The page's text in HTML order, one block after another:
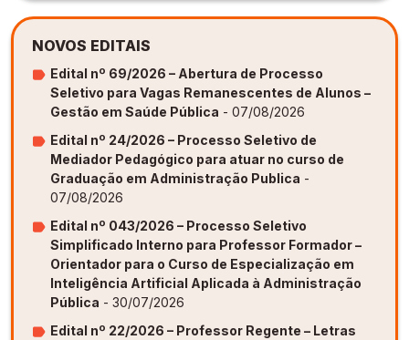
NOVOS EDITAIS
Edital nº 69/2026 – Abertura de Processo
Seletivo para Vagas Remanescentes de Alunos –
Gestão em Saúde Pública - 07/08/2026
Edital nº 24/2026 – Processo Seletivo de
Mediador Pedagógico para atuar no curso de
Graduação em Administração Publica -
07/08/2026
Edital nº 043/2026 – Processo Seletivo
Simplificado Interno para Professor Formador –
Orientador para o Curso de Especialização em
Inteligência Artificial Aplicada à Administração
Pública - 30/07/2026
Edital nº 22/2026 – Professor Regente – Letras